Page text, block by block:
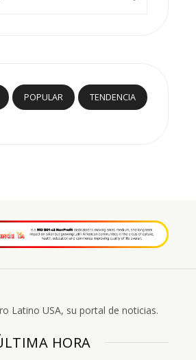
POPULAR TENDENCIA
Latino USA, su portal de noticias.
HORA